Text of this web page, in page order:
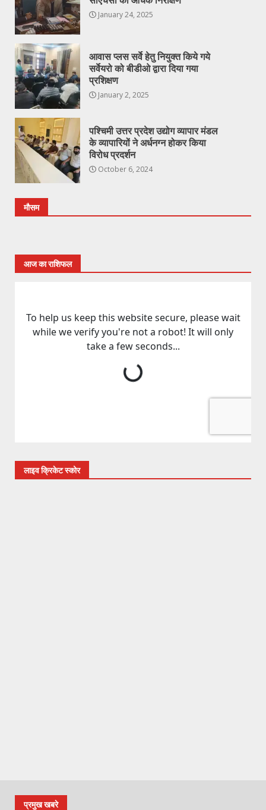
January 24, 2025
आवास प्लस सर्वे हेतु नियुक्त किये गये
सर्वेयरो को बीडीओ द्वारा दिया गया
प्रशिक्षण
January 2, 2025
पश्चिमी उत्तर प्रदेश उद्योग व्यापार मंडल
के व्यापारियों ने अर्धनग्न होकर किया
विरोध प्रदर्शन
October 6, 2024
मौसम
आज का राशिफल
लाइव क्रिकेट स्कोर
प्रमुख खबरे